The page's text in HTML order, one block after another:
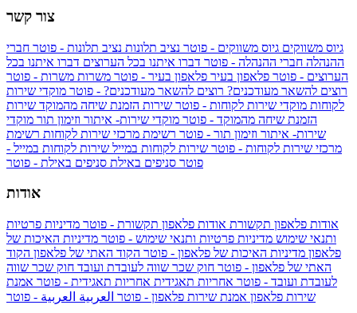
צור קשר
גיוס משווקים גיוס משווקים - פוטר נציב תלונות נציב תלונות - פוטר חברי
ההנהלה חברי ההנהלה - פוטר דברו איתנו בכל הערוצים דברו איתנו בכל
הערוצים - פוטר פלאפון בעיר פלאפון בעיר - פוטר משרות משרות - פוטר
רוצים להשאר מעודכנים? רוצים להשאר מעודכנים? - פוטר מוקדי שירות
לקוחות מוקדי שירות לקוחות - פוטר שירות הזמנת שיחה מהמוקד שירות
הזמנת שיחה מהמוקד - פוטר מוקדי שירות- איתור וזימון תור מוקדי
שירות- איתור וזימון תור - פוטר רשימת מרכזי שירות לקוחות רשימת
מרכזי שירות לקוחות - פוטר שירות לקוחות במייל שירות לקוחות במייל -
פוטר סניפים באילת סניפים באילת - פוטר
אודות
אודות פלאפון תקשורת אודות פלאפון תקשורת - פוטר מדיניות פרטיות
ותנאי שימוש מדיניות פרטיות ותנאי שימוש - פוטר מדיניות האיכות של
פלאפון מדיניות האיכות של פלאפון - פוטר הקוד האתי של פלאפון הקוד
האתי של פלאפון - פוטר חוק שכר שווה לעובדת ועובד חוק שכר שווה
לעובדת ועובד - פוטר אחריות תאגידית אחריות תאגידית - פוטר אמנת
שירות פלאפון אמנת שירות פלאפון - פוטר العربية العربية - פוטר